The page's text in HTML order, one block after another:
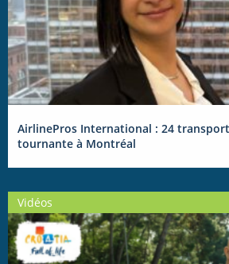
AirlinePros International : 24
tournante à Montréal
Vidéos